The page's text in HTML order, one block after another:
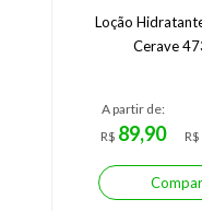
Loção
Cerave
A partir de:
R$ 89,90
R$